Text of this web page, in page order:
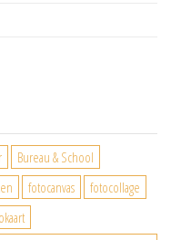
Bureau & School
fotocanvas
fotocollage